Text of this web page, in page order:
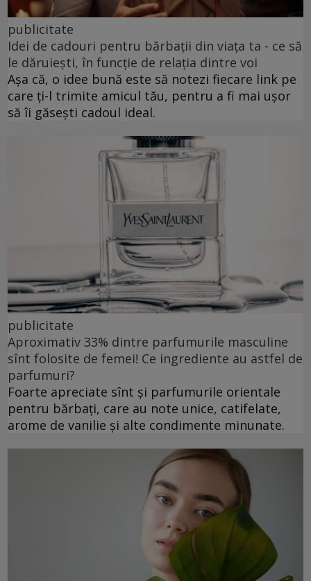
publicitate
Idei de cadouri pentru bărbații din viața ta - ce să
le dăruiești, în funcție de relația dintre voi
Așa că, o idee bună este să notezi fiecare link pe
care ți-l trimite amicul tău, pentru a fi mai ușor
să îi găsești cadoul ideal.
publicitate
Aproximativ 33% dintre parfumurile masculine
sînt folosite de femei! Ce ingrediente au astfel de
parfumuri?
Foarte apreciate sînt și parfumurile orientale
pentru bărbați, care au note unice, catifelate,
arome de vanilie și alte condimente minunate.